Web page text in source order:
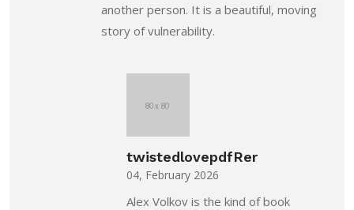
another person. It is a beautiful, moving
story of vulnerability.
twistedlovepdfRer
04, February 2026
Alex Volkov is the kind of book